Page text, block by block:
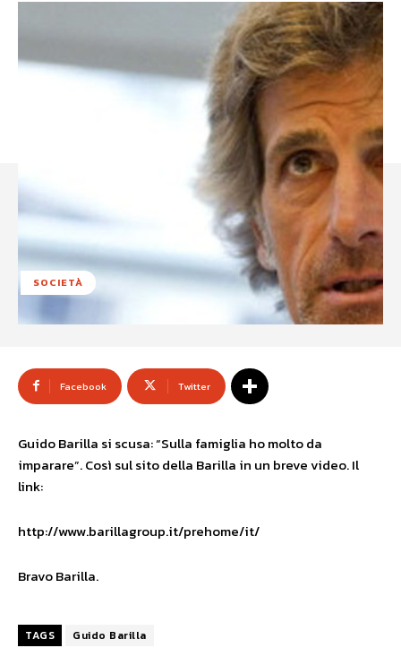
SOCIETÀ
Facebook Twitter
Guido Barilla si scusa: “Sulla famiglia ho molto da
imparare”. Così sul sito della Barilla in un breve video. Il
link:
http://www.barillagroup.it/prehome/it/
Bravo Barilla.
TAGS Guido Barilla